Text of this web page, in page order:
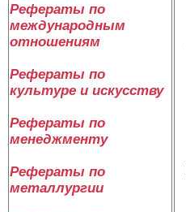
Рефераты по
международным
отношениям
Рефераты по
культуре и искусству
Рефераты по
менеджменту
Рефераты по
металлургии